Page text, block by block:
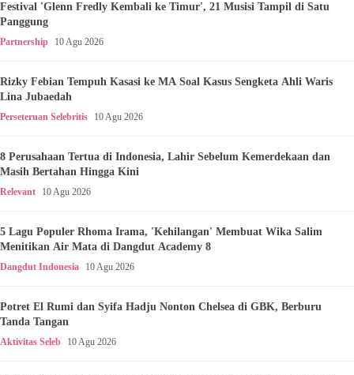
Festival 'Glenn Fredly Kembali ke Timur', 21 Musisi Tampil di Satu
Panggung
Partnership 10 Agu 2026
Rizky Febian Tempuh Kasasi ke MA Soal Kasus Sengketa Ahli Waris
Lina Jubaedah
Perseteruan Selebritis 10 Agu 2026
8 Perusahaan Tertua di Indonesia, Lahir Sebelum Kemerdekaan dan
Masih Bertahan Hingga Kini
Relevant 10 Agu 2026
5 Lagu Populer Rhoma Irama, 'Kehilangan' Membuat Wika Salim
Menitikan Air Mata di Dangdut Academy 8
Dangdut Indonesia 10 Agu 2026
Potret El Rumi dan Syifa Hadju Nonton Chelsea di GBK, Berburu
Tanda Tangan
Aktivitas Seleb 10 Agu 2026